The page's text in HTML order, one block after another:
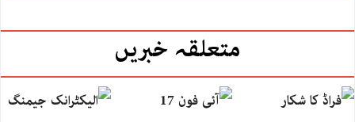
متعلقہ خبریں